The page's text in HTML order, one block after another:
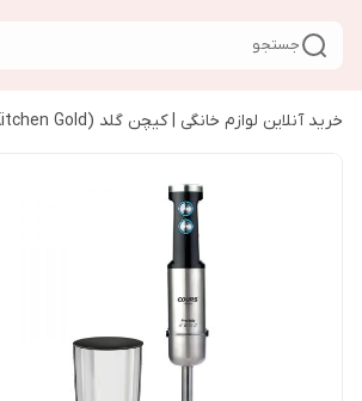
جستجو
خرید آنلاین لوازم خانگی | کیچن گلد (Kitchen Gold)